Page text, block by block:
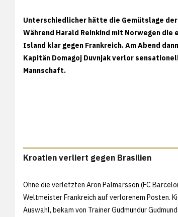
Unterschiedlicher hätte die Gemütslage
Während Harald Reinkind mit Norwegen
Island klar gegen Frankreich. Am Abend
Kapitän Domagoj Duvnjak verlor
Mannschaft.
Kroatien verliert gegen Brasilien
Ohne die verletzten Aron Palmarsson (FC
Weltmeister Frankreich auf verlorenem Posten.
Auswahl, bekam von Trainer Gudmundur